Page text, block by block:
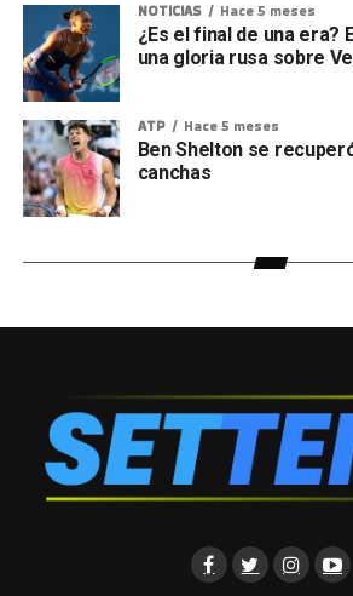
NOTICIAS Hace 5 meses
¿Es el final de una era?
una gloria rusa sobre
ATP Hace 5 meses
Ben Shelton se
canchas